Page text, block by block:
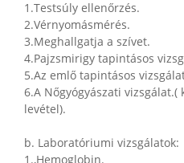
1.Testsúly ellenőrzés.
2.Vérnyomásmérés.
3.Meghallgatja a szívet.
4.Pajzsmirigy tapintásos
5.Az emlő tapintásos
6.A Nőgyógyászati vizsgálat.(
levétel).
b. Laboratóriumi vizsgálatok:
1.,Hemoglobin.